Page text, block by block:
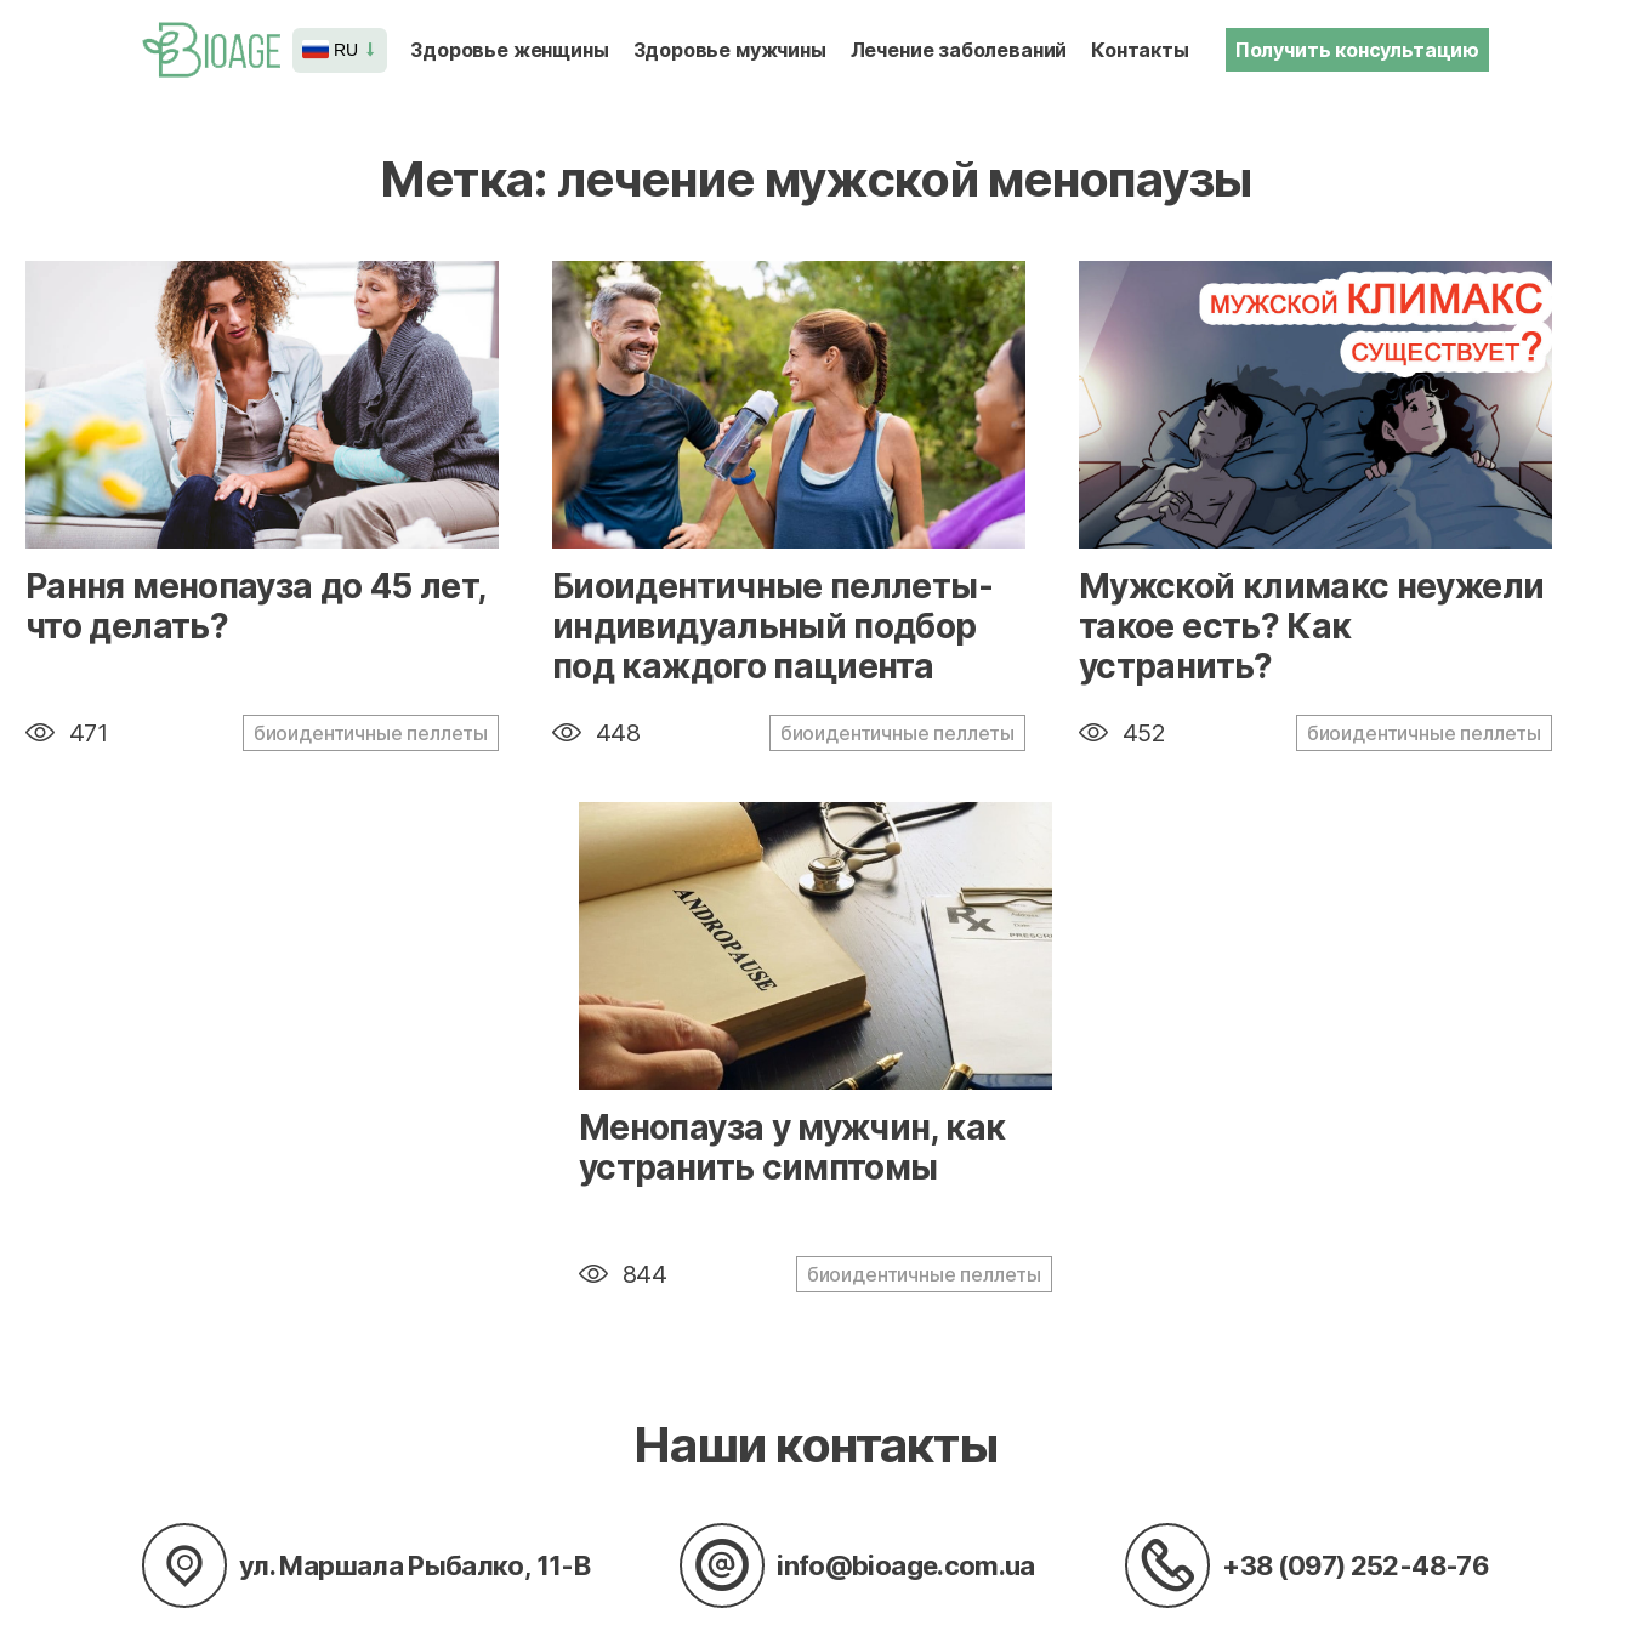
RU Здоровье женщины Здоровье мужчины Лечение заболеваний Контакты Получить консультацию
Метка: лечение мужской менопаузы
" alt="loading" class="img-responsive"/>
Рання менопауза до 45 лет,
что делать?
471 биоидентичные пеллеты
" alt="loading" class="img-responsive"/>
Биоидентичные пеллеты-
индивидуальный подбор
под каждого пациента
448 биоидентичные пеллеты
" alt="loading" class="img-responsive"/>
Мужской климакс неужели
такое есть? Как
устранить?
452 биоидентичные пеллеты
" alt="loading" class="img-responsive"/>
Менопауза у мужчин, как
устранить симптомы
844 биоидентичные пеллеты
Наши контакты
ул. Маршала Рыбалко, 11-В info@bioage.com.ua +38 (097) 252-48-76